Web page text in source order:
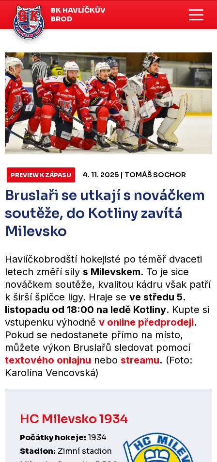
BK HAVLÍČKŮV
BROD
PREVIEW K ZÁPASU 4. 11. 2025 | TOMÁŠ SOCHOR
Bruslaři se utkají s nováčkem
soutěže, do Kotliny zavítá
Milevsko
Havlíčkobrodští hokejisté po téměř dvaceti
letech změří síly s Milevskem. To je sice
nováčkem soutěže, kvalitou kádru však patří
k širší špičce ligy. Hraje se ve středu 5.
listopadu od 18:00 na ledě Kotliny. Kupte si
vstupenku výhodně v online předprodeji.
Pokud se nedostanete přímo na místo,
můžete výkon Bruslařů sledovat pomocí
textového onlajnu nebo streamu. (Foto:
Karolína Vencovská)
HC Milevsko 1934
Počátky hokeje: 1934
Stadion: Zimní stadion